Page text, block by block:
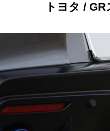
トヨタ /